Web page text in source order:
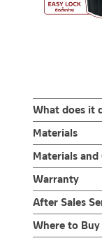
What does it
ก๊อกซิ้งค์น้ำเย็น
คอก๊อกน้ำสามา
ก็อกซิ้งค์ล้างจา
สีโครเมียมให้ค
ทำให้การล้างจา
การติดตั้งก็ง่าย
10 ปี เต็ม
Materials
ผลิตจากสแตนเ
Materials and
คำแนะนำในกา
1. ไม่ทำสินค้าให้
2. ทำความสะอา
3. ห้ามใช้สารเค
4. ห้ามใช้แปรง
Warranty
รับประกันวาล์วน้
After Sales
Online
– Email:
Where to Buy